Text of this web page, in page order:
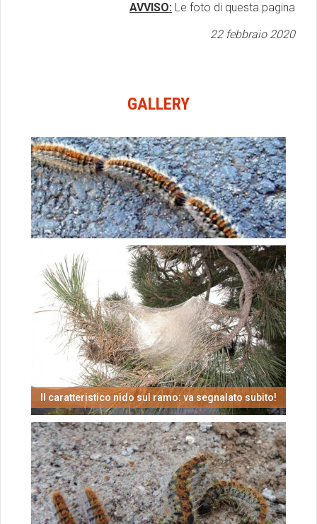
AVVISO: Le foto di questa pagina
22 febbraio 2020
GALLERY
Molto dannosi sono gli aghetti dell'insetto
Il caratteristico nido sul ramo: va segnalato subito!